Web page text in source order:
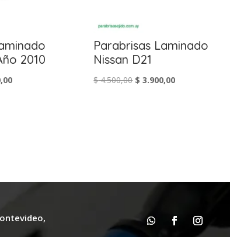
2010
El
Parabrisas Laminado
Nissan D21
$4.500,00 El
$ 3.900,00El